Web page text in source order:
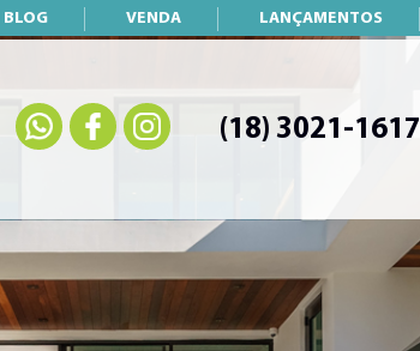
BLOG VENDA LANÇAMENTOS
(18) 3021-1617